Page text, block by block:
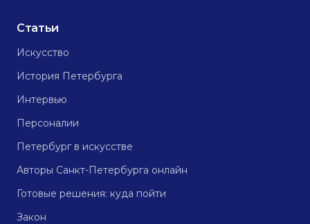
Статьи
Искусство
История Петербурга
Интервью
Персоналии
Петербург в искусстве
Авторы Санкт-Петербурга онлайн
Готовые решения: куда пойти
Закон